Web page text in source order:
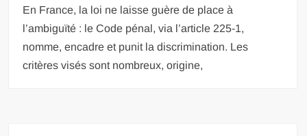
En France, la loi ne laisse guère de place à
l’ambiguïté : le Code pénal, via l’article 225-1,
nomme, encadre et punit la discrimination. Les
critères visés sont nombreux, origine,